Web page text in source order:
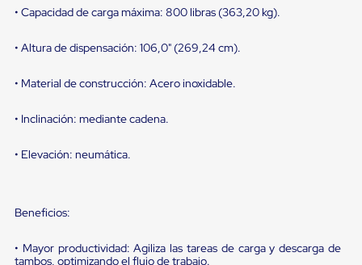
Retenedores
andén
Retenedores
andén
sistema
Retenedores
• Capacidad de carga máxima: 800 libras (363,20 kg).
• Altura de dispensación: 106,0" (269,24 cm).
• Material de construcción: Acero inoxidable.
• Inclinación: mediante cadena.
• Elevación: neumática.
Beneficios:
• Mayor productividad: Agiliza las tareas de carga y descarga de
tambos, optimizando el flujo de trabajo.